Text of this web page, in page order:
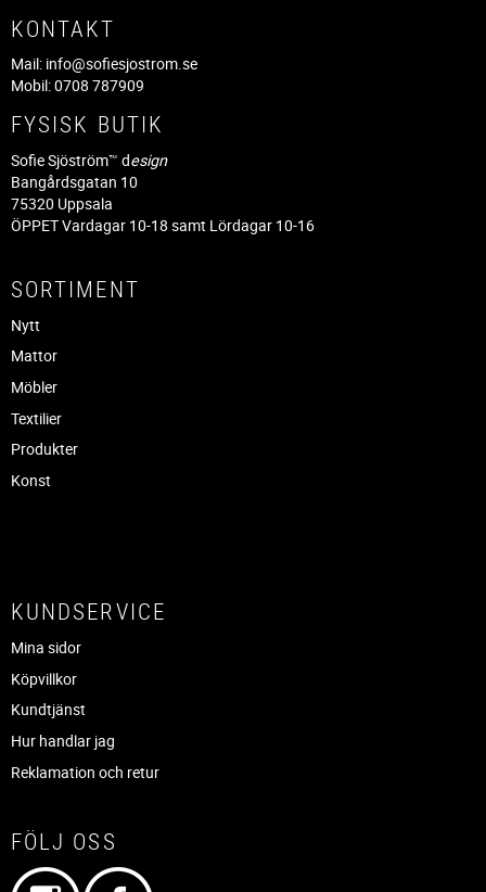
KONTAKT
Mail: info@sofiesjostrom.se
Mobil: 0708 787909
FYSISK BUTIK
Sofie Sjöström™ design
Bangårdsgatan 10
75320 Uppsala
ÖPPET Vardagar 10-18 samt Lördagar 10-16
SORTIMENT
Nytt
Mattor
Möbler
Textilier
Produkter
Konst
KUNDSERVICE
Mina sidor
Köpvillkor
Kundtjänst
Hur handlar jag
Reklamation och retur
FÖLJ OSS